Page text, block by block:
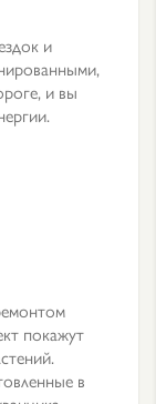
и
и вы
покажут
в